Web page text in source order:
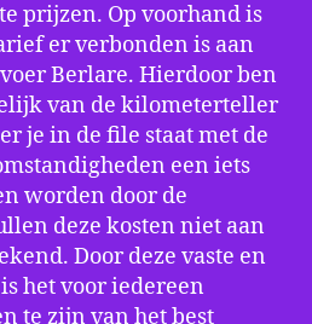
prijzen. Op voorhand is
er verbonden is aan
Berlare. Hierdoor ben
van de kilometerteller
je in de file staat met de
een iets
worden door de
deze kosten niet aan
Door deze vaste en
het voor iedereen
te zijn van het best